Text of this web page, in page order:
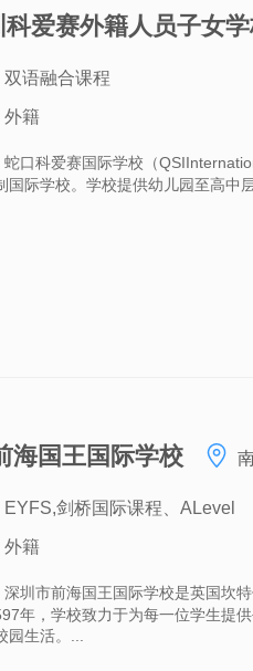
科爱赛外籍人员子女
双语融合课程
外籍
蛇口科爱赛国际学校（
国际学校。学校提供幼儿园至高中
海国王国际学校
EYFS,剑桥国际课程、ALevel
外籍
深圳市前海国王国际学校是英国坎
年，学校致力于为每一位学生提
生活。...